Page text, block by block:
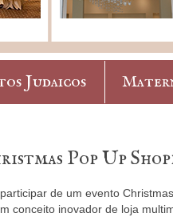
Judaicos
Pop Up
de um evento
conceito inovador de loja